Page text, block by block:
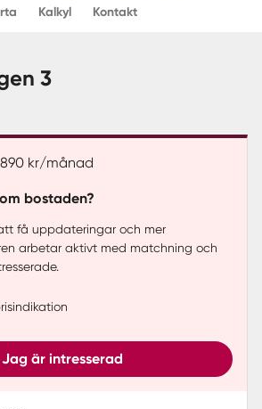
Kalkyl Kontakt
3
kr/månad
bostaden?
få uppdateringar och mer
arbetar aktivt med matchning och
Jag är intresserad